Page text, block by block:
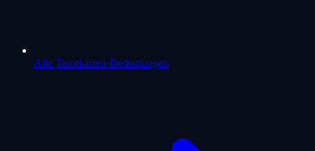
Alle Tarotkarten-Bedeutungen